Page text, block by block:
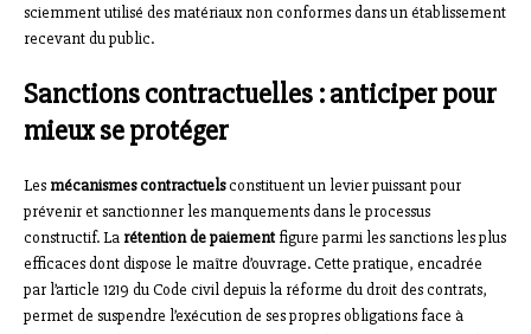
sciemment utilisé des matériaux non conformes dans un établissement
recevant du public.
Sanctions contractuelles : anticiper pour
mieux se protéger
Les mécanismes contractuelsconstituent un levier puissant pour
prévenir et sanctionner les manquements dans le processus
constructif. La rétention de paiement figure parmi les sanctions les plus
efficaces dont dispose le maître d’ouvrage. Cette pratique, encadrée
par l’article 1219 du Code civil depuis la réforme du droit des contrats,
permet de suspendre l’exécution de ses propres obligations face à